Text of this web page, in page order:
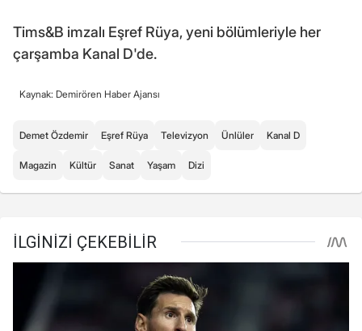
Tims&B imzalı Eşref Rüya, yeni bölümleriyle her
çarşamba Kanal D'de.
Kaynak: Demirören Haber Ajansı
Demet Özdemir Eşref Rüya Televizyon Ünlüler Kanal D
Magazin Kültür Sanat Yaşam Dizi